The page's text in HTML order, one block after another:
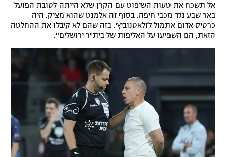
אל תשכח את טעות השיפוט עם הקרן שלא הייתה לטובת הפועל
באר שבע נגד מכבי חיפה. בסוף זה אלמנט שהוא מציק. היה
כרטיס אדום אתמול לזלאטנוביץ'. בזה שהם לא קיבלו את ההחלטה
הזאת, הם השפיעו על האליפות של בית"ר ירושלים".